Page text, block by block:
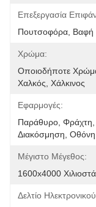
Επεξεργασία
Πουτσοφόρα, Βαφή
Χρώμα:
Οποιοδήποτε
Χαλκός, Χάλκινος
Εφαρμογές:
Παράθυρο, Φράχτη,
Διακόσμηση,
Μέγιστο Μέγεθος:
1600x4000 Χιλιοστά
Δελτίο